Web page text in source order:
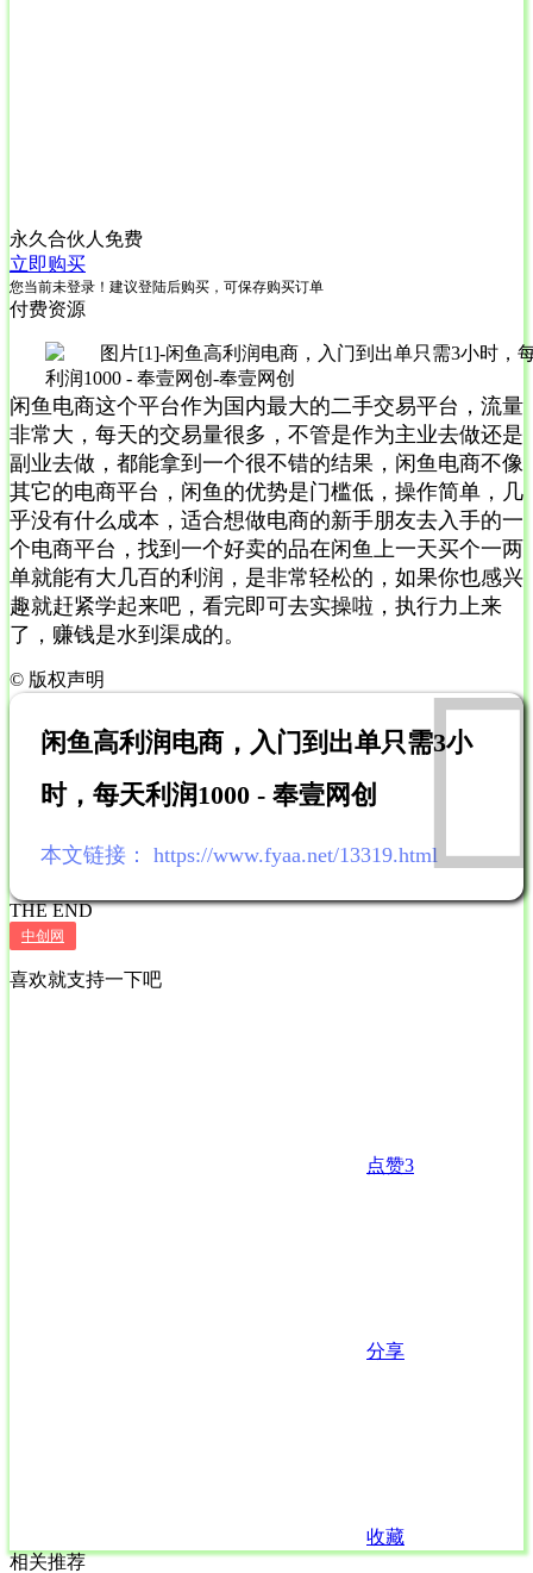
永久合伙人 免费
立即购买
您当前未登录！建议登陆后购买，可保存购买订单
付费资源
闲鱼电商这个平台作为国内最大的二手交易平台，流量
非常大，每天的交易量很多，不管是作为主业去做还是
副业去做，都能拿到一个很不错的结果，闲鱼电商不像
其它的电商平台，闲鱼的优势是门槛低，操作简单，几
乎没有什么成本，适合想做电商的新手朋友去入手的一
个电商平台，找到一个好卖的品在闲鱼上一天买个一两
单就能有大几百的利润，是非常轻松的，如果你也感兴
趣就赶紧学起来吧，看完即可去实操啦，执行力上来
了，赚钱是水到渠成的。
© 版权声明
闲鱼高利润电商，入门到出单只需3小
时，每天利润1000 - 奉壹网创
本文链接： https://www.fyaa.net/13319.html
THE END
中创网
喜欢就支持一下吧
点赞3
分享
收藏
相关推荐